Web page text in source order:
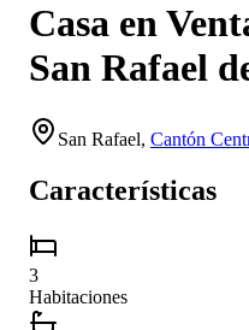
Casa en
San Rafael
San Rafael, Cantón
Características
3
Habitaciones